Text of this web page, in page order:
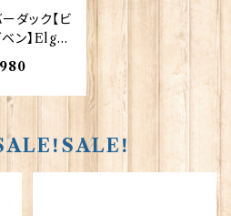
ダック【ビ
ベン】Elgat
90
！SALE！